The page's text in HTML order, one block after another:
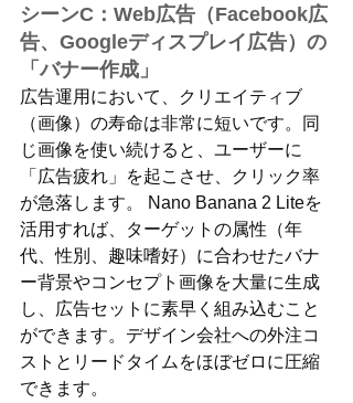
シーンC：Web広告（Facebook広
告、Googleディスプレイ広告）の
「バナー作成」
広告運用において、クリエイティブ
（画像）の寿命は非常に短いです。同
じ画像を使い続けると、ユーザーに
「広告疲れ」を起こさせ、クリック率
が急落します。 Nano Banana 2 Liteを
活用すれば、ターゲットの属性（年
代、性別、趣味嗜好）に合わせたバナ
ー背景やコンセプト画像を大量に生成
し、広告セットに素早く組み込むこと
ができます。デザイン会社への外注コ
ストとリードタイムをほぼゼロに圧縮
できます。